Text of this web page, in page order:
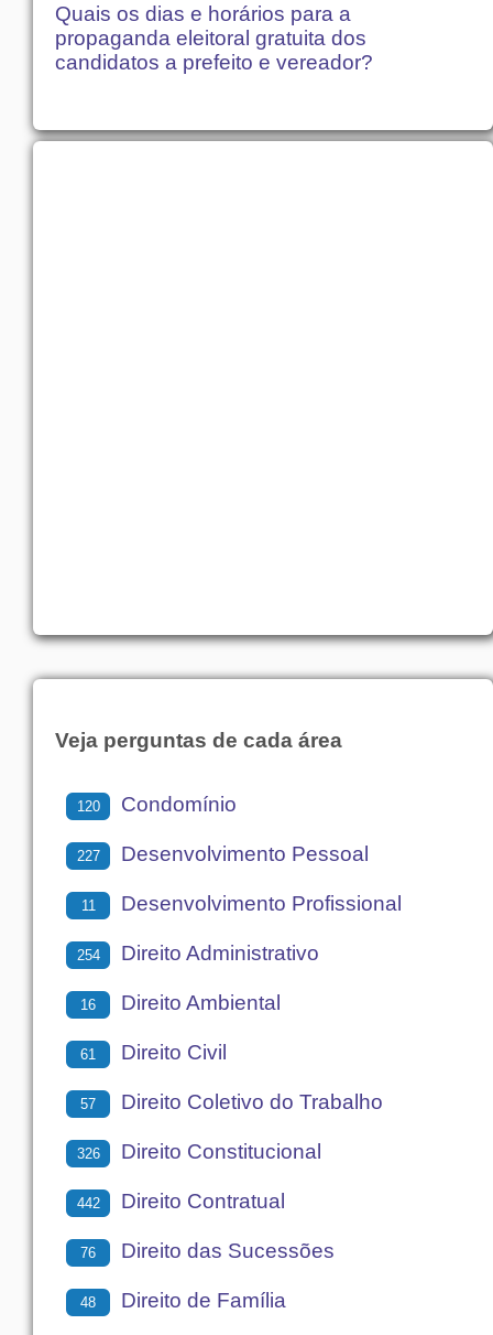
Quais os dias e horários para a
propaganda eleitoral gratuita dos
candidatos a prefeito e vereador?
Veja perguntas de cada área
120 Condomínio
227 Desenvolvimento Pessoal
11 Desenvolvimento Profissional
254 Direito Administrativo
16 Direito Ambiental
61 Direito Civil
57 Direito Coletivo do Trabalho
326 Direito Constitucional
442 Direito Contratual
76 Direito das Sucessões
48 Direito de Família